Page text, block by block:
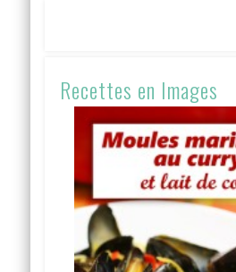
Recettes en Images